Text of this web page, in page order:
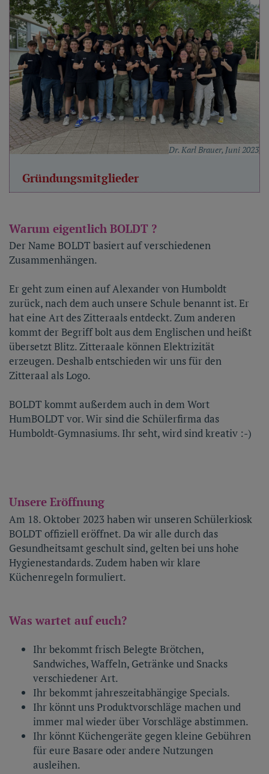
Dr. Karl Brauer, Juni 2023
Gründungsmitglieder
Warum eigentlich BOLDT ?
Der Name BOLDT basiert auf verschiedenen
Zusammenhängen.
Er geht zum einen auf Alexander von Humboldt
zurück, nach dem auch unsere Schule benannt ist. Er
hat eine Art des Zitteraals entdeckt. Zum anderen
kommt der Begriff bolt aus dem Englischen und heißt
übersetzt Blitz. Zitteraale können Elektrizität
erzeugen. Deshalb entschieden wir uns für den
Zitteraal als Logo.
BOLDT kommt außerdem auch in dem Wort
HumBOLDT vor. Wir sind die Schülerfirma das
Humboldt-Gymnasiums. Ihr seht, wird sind kreativ :-)
Unsere Eröffnung
Am 18. Oktober 2023 haben wir unseren Schülerkiosk
BOLDT offiziell eröffnet. Da wir alle durch das
Gesundheitsamt geschult sind, gelten bei uns hohe
Hygienestandards. Zudem haben wir klare
Küchenregeln formuliert.
Was wartet auf euch?
Ihr bekommt frisch Belegte Brötchen,
Sandwiches, Waffeln, Getränke und Snacks
verschiedener Art.
Ihr bekommt jahreszeitabhängige Specials.
Ihr könnt uns Produktvorschläge machen und
immer mal wieder über Vorschläge abstimmen.
Ihr könnt Küchengeräte gegen kleine Gebühren
für eure Basare oder andere Nutzungen
ausleihen.